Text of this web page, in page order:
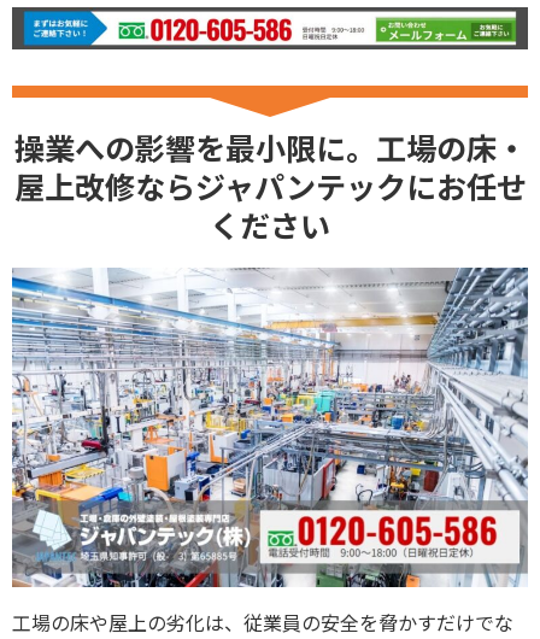
操業への影響を最小限に。工場の床・
屋上改修ならジャパンテックにお任せ
ください
工場の床や屋上の劣化は、従業員の安全を脅かすだけでな